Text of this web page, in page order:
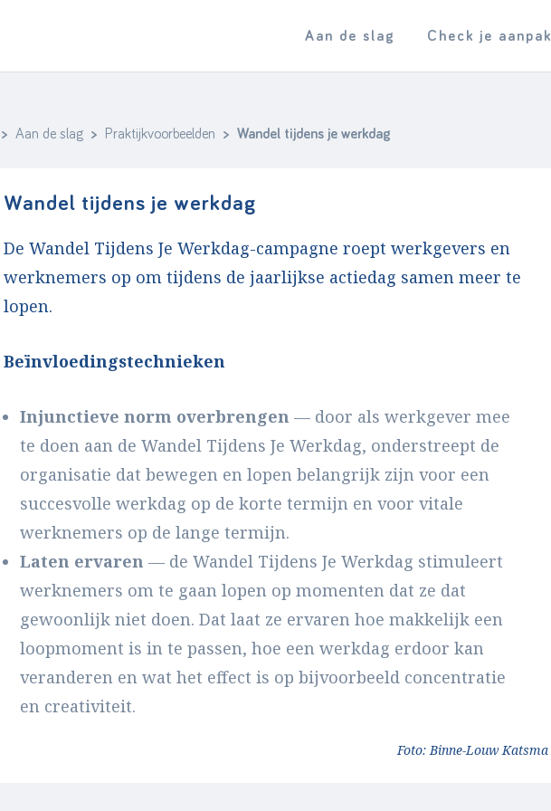
Aan de slag Check je aanpak
> Aan de slag > Praktijkvoorbeelden > Wandel tijdens je werkdag
Wandel tijdens je werkdag
De Wandel Tijdens Je Werkdag-campagne roept werkgevers en
werknemers op om tijdens de jaarlijkse actiedag samen meer te
lopen.
Beïnvloedingstechnieken
Injunctieve norm overbrengen — door als werkgever mee
te doen aan de Wandel Tijdens Je Werkdag, onderstreept de
organisatie dat bewegen en lopen belangrijk zijn voor een
succesvolle werkdag op de korte termijn en voor vitale
werknemers op de lange termijn.
Laten ervaren — de Wandel Tijdens Je Werkdag stimuleert
werknemers om te gaan lopen op momenten dat ze dat
gewoonlijk niet doen. Dat laat ze ervaren hoe makkelijk een
loopmoment is in te passen, hoe een werkdag erdoor kan
veranderen en wat het effect is op bijvoorbeeld concentratie
en creativiteit.
Foto: Binne-Louw Katsma